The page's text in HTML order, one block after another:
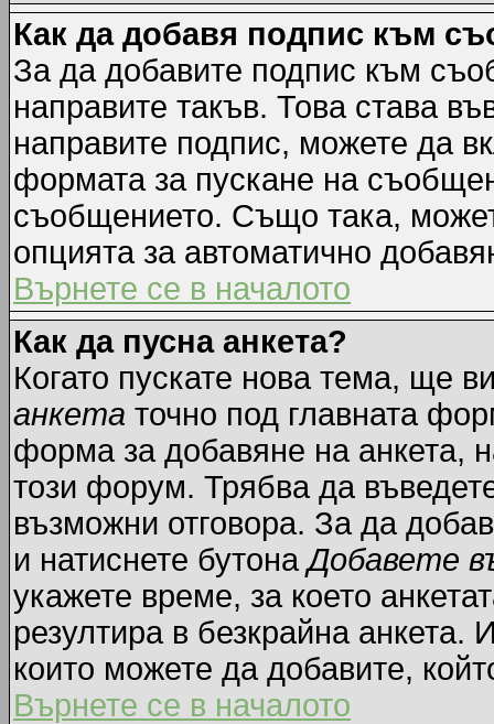
Как да добавя подпис към
За да добавите подпис към
направите такъв. Това става
направите подпис, можете да
формата за пускане на
съобщението. Също така,
опцията за автоматично
Върнете се в началото
Как да пусна анкета?
Когато пускате нова тема, ще
анкета точно под главната
форма за добавяне на анкета,
този форум. Трябва да
възможни отговора. За да
и натиснете бутонаДобавете
укажете време, за което
резултира в безкрайна
които можете да добавите,
Върнете се в началото